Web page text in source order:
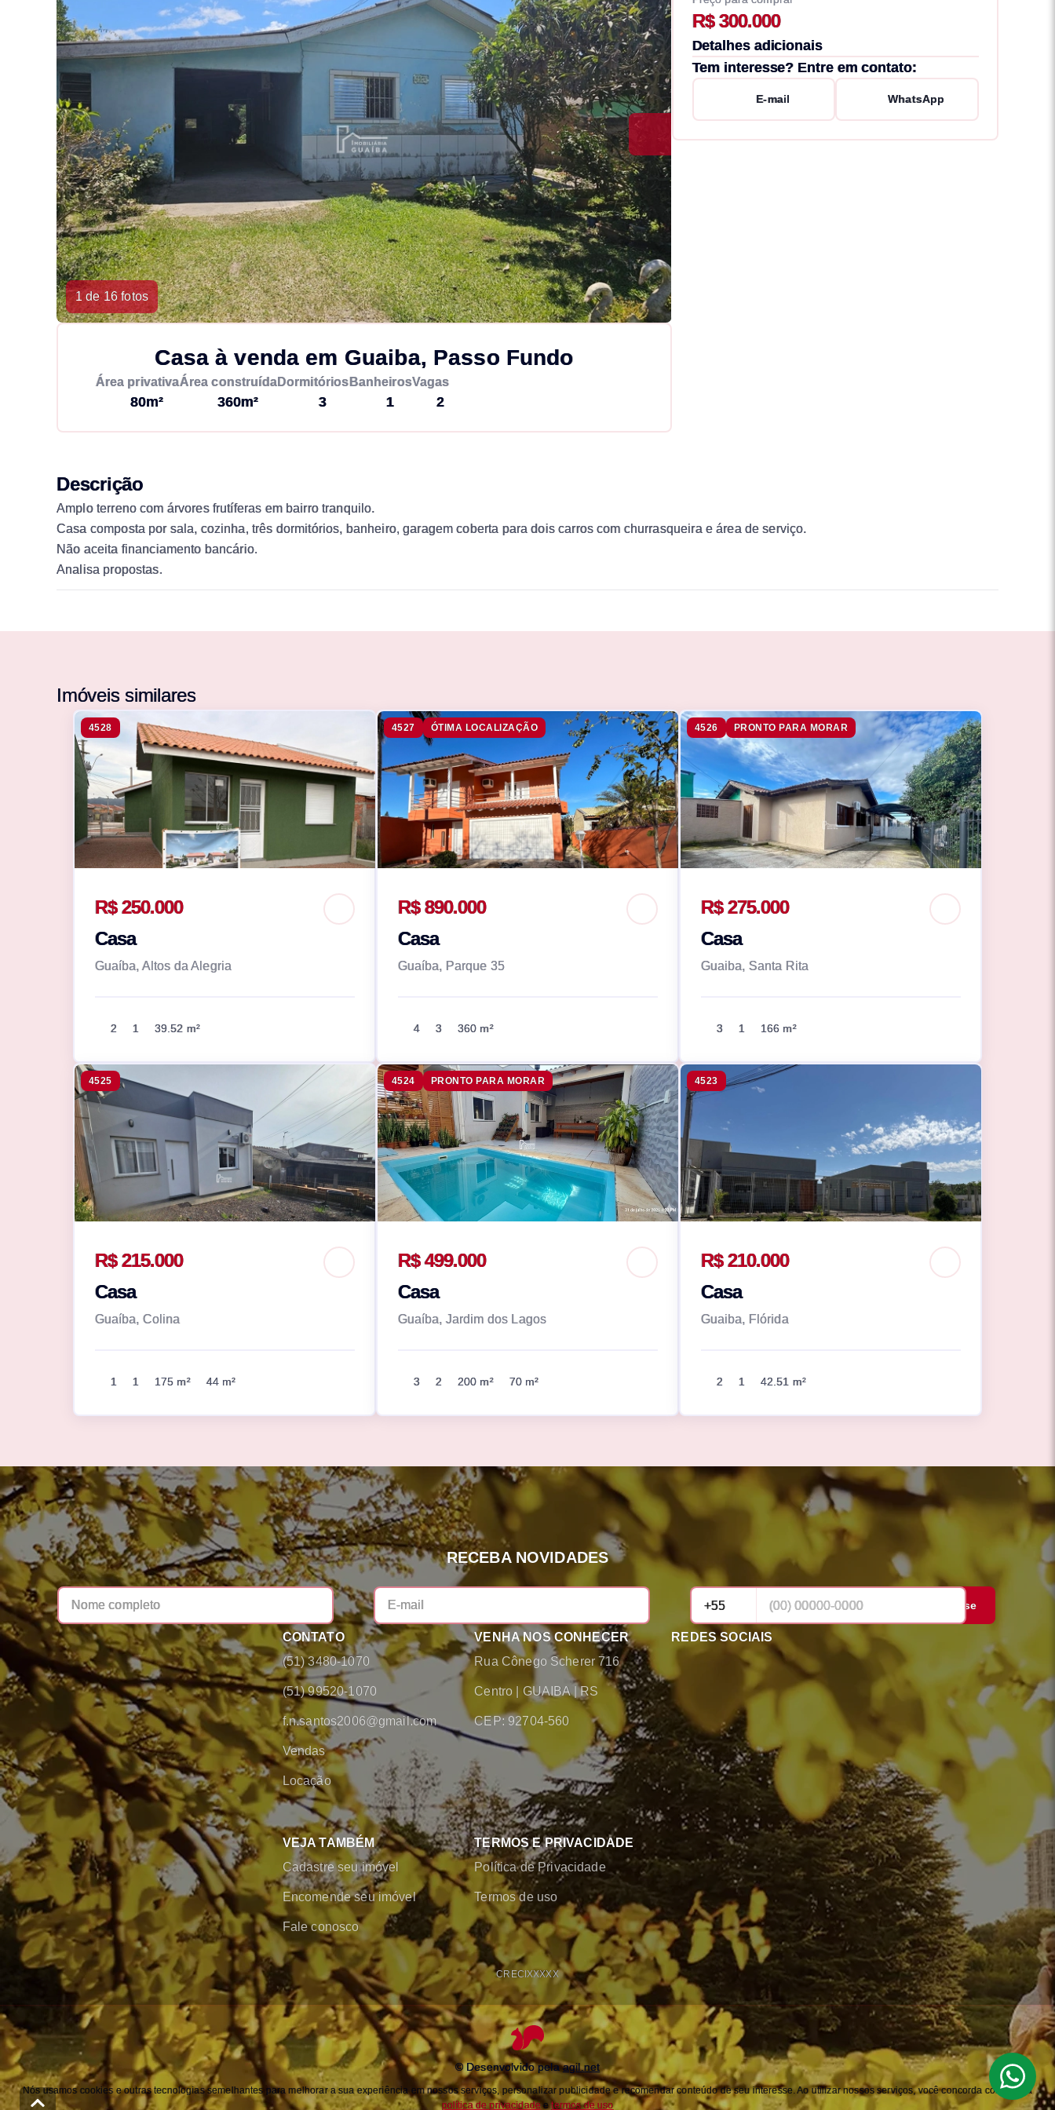
1 de 16 fotos
Casa à venda em Guaiba, Passo Fundo
Área privativa
80m²
Área construída
360m²
Dormitórios
3
Banheiros
1
Vagas
2
R$ 300.000
Detalhes adicionais
Tem interesse? Entre em contato:
E-mail WhatsApp
Descrição
Amplo terreno com árvores frutíferas em bairro tranquilo.
Casa composta por sala, cozinha, três dormitórios, banheiro, garagem coberta para dois carros com churrasqueira e área de serviço.
Não aceita financiamento bancário.
Analisa propostas.
Imóveis similares
4528
R$ 250.000
Casa
Guaíba, Altos da Alegria
2 1 39.52 m²
4527 ÓTIMA LOCALIZAÇÃO
R$ 890.000
Casa
Guaíba, Parque 35
4 3 360 m²
4526 PRONTO PARA MORAR
R$ 275.000
Casa
Guaiba, Santa Rita
3 1 166 m²
4525
R$ 215.000
Casa
Guaíba, Colina
1 1 175 m² 44 m²
4524 PRONTO PARA MORAR
R$ 499.000
Casa
Guaíba, Jardim dos Lagos
3 2 200 m² 70 m²
4523
R$ 210.000
Casa
Guaiba, Flórida
2 1 42.51 m²
RECEBA NOVIDADES
Cadastrar-se
CONTATO
(51) 3480-1070
(51) 99520-1070
f.n.santos2006@gmail.com
Vendas
Locação
VENHA NOS CONHECER
Rua Cônego Scherer 716
Centro GUAIBA |RS
CEP: 92704-560
REDES SOCIAIS
VEJA TAMBÉM
Cadastre seu imóvel
Encomende seu imóvel
Fale conosco
TERMOS E PRIVACIDADE
Política de Privacidade
Termos de uso
CRECI XXXXX
© Desenvolvido pelaagil.net
Nós usamos cookies e outras tecnologias semelhantes para melhorar a sua experiência em nossos serviços, personalizar publicidade e recomendar conteúdo de seu interesse. Ao utilizar nossos serviços, você concorda com nossa
política de privacidadeetermos de uso